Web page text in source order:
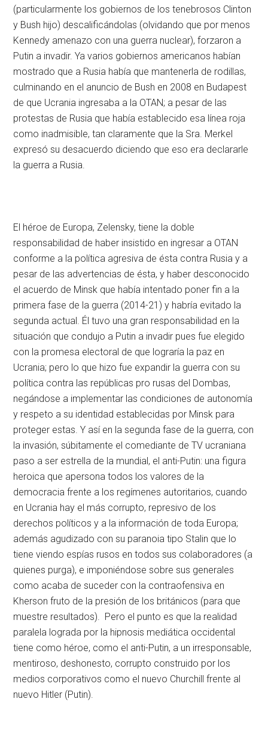
(particularmente los gobiernos de los tenebrosos Clinton
y Bush hijo) descalificándolas (olvidando que por menos
Kennedy amenazo con una guerra nuclear), forzaron a
Putin a invadir. Ya varios gobiernos americanos habían
mostrado que a Rusia había que mantenerla de rodillas,
culminando en el anuncio de Bush en 2008 en Budapest
de que Ucrania ingresaba a la OTAN; a pesar de las
protestas de Rusia que había establecido esa línea roja
como inadmisible, tan claramente que la Sra. Merkel
expresó su desacuerdo diciendo que eso era declararle
la guerra a Rusia.
El héroe de Europa, Zelensky, tiene la doble
responsabilidad de haber insistido en ingresar a OTAN
conforme a la política agresiva de ésta contra Rusia y a
pesar de las advertencias de ésta, y haber desconocido
el acuerdo de Minsk que había intentado poner fin a la
primera fase de la guerra (2014-21) y habría evitado la
segunda actual. Él tuvo una gran responsabilidad en la
situación que condujo a Putin a invadir pues fue elegido
con la promesa electoral de que lograría la paz en
Ucrania; pero lo que hizo fue expandir la guerra con su
política contra las repúblicas pro rusas del Dombas,
negándose a implementar las condiciones de autonomía
y respeto a su identidad establecidas por Minsk para
proteger estas. Y así en la segunda fase de la guerra, con
la invasión, súbitamente el comediante de TV ucraniana
paso a ser estrella de la mundial, el anti-Putin: una figura
heroica que apersona todos los valores de la
democracia frente a los regímenes autoritarios, cuando
en Ucrania hay el más corrupto, represivo de los
derechos políticos y a la información de toda Europa;
además agudizado con su paranoia tipo Stalin que lo
tiene viendo espías rusos en todos sus colaboradores (a
quienes purga), e imponiéndose sobre sus generales
como acaba de suceder con la contraofensiva en
Kherson fruto de la presión de los británicos (para que
muestre resultados). Pero el punto es que la realidad
paralela lograda por la hipnosis mediática occidental
tiene como héroe, como el anti-Putin, a un irresponsable,
mentiroso, deshonesto, corrupto construido por los
medios corporativos como el nuevo Churchill frente al
nuevo Hitler (Putin).